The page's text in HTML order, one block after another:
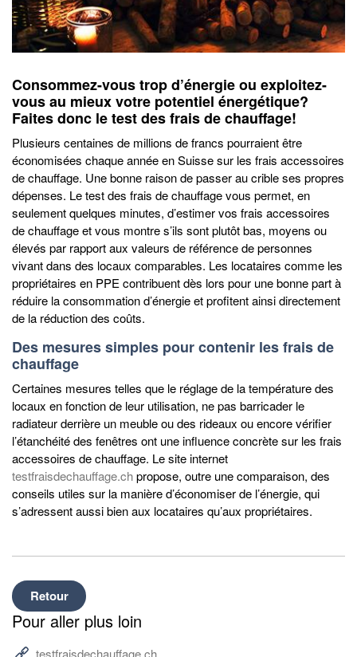
Consommez-vous trop d’énergie ou exploitez-
vous au mieux votre potentiel énergétique?
Faites donc le test des frais de chauffage!
Plusieurs centaines de millions de francs pourraient être
économisées chaque année en Suisse sur les frais accessoires
de chauffage. Une bonne raison de passer au crible ses propres
dépenses. Le test des frais de chauffage vous permet, en
seulement quelques minutes, d’estimer vos frais accessoires
de chauffage et vous montre s’ils sont plutôt bas, moyens ou
élevés par rapport aux valeurs de référence de personnes
vivant dans des locaux comparables. Les locataires comme les
propriétaires en PPE contribuent dès lors pour une bonne part à
réduire la consommation d’énergie et profitent ainsi directement
de la réduction des coûts.
Des mesures simples pour contenir les frais de
chauffage
Certaines mesures telles que le réglage de la température des
locaux en fonction de leur utilisation, ne pas barricader le
radiateur derrière un meuble ou des rideaux ou encore vérifier
l’étanchéité des fenêtres ont une influence concrète sur les frais
accessoires de chauffage. Le site internet
testfraisdechauffage.chpropose, outre une comparaison, des
conseils utiles sur la manière d’économiser de l’énergie, qui
s’adressent aussi bien aux locataires qu’aux propriétaires.
Retour
Pour aller plus loin
testfraisdechauffage.ch